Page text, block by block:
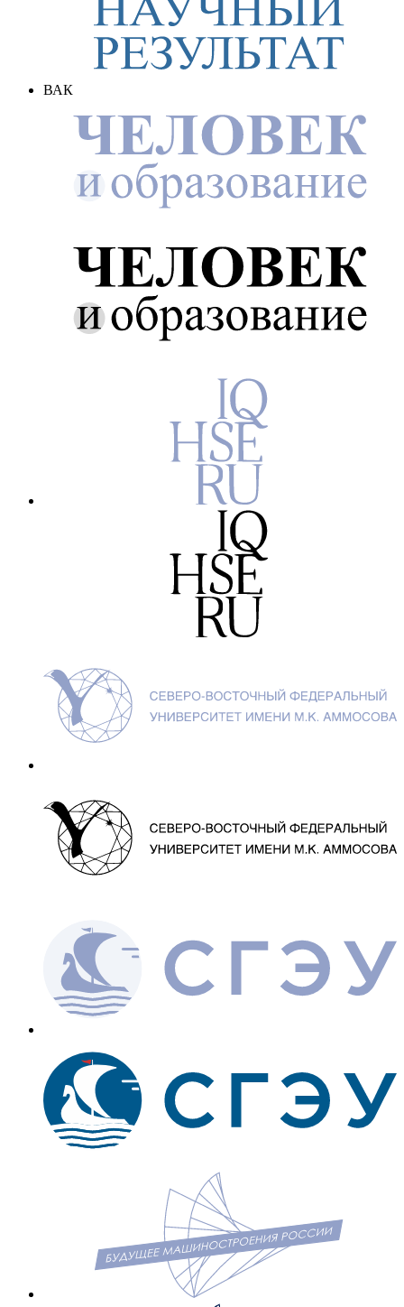
ВАК